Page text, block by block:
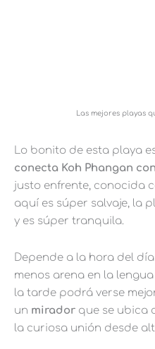
Las mejores playas
Lo bonito de esta playa
conecta Koh Phangan
justo enfrente, conocida
aquí es súper salvaje, la
y es súper tranquila.
Depende a la hora del
menos arena en la
la tarde podrá verse
un mirador que se ubica
la curiosa unión desde